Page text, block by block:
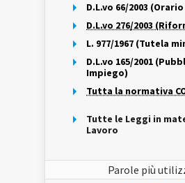
D.L.vo 66/2003
D.L.vo 276/2003
L. 977/1967 (Tutela
D.L.vo 165/2001
Impiego)
Tutta la normativa
Tutte le Leggi in
Lavoro
Parole più